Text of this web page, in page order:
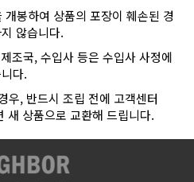
봉하여 상품의 포장이 훼손된 경
않습니다.
조국, 수입사 등은 수입사 사정에
다.
우, 반드시 조립 전에 고객센터
새 상품으로 교환해 드립니다.